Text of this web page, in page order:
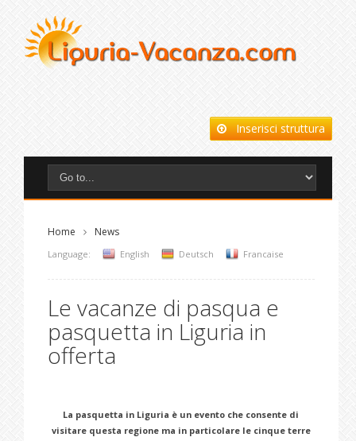
Inserisci struttura
Home News
Language: English Deutsch Francaise
Le vacanze di pasqua e
pasquetta in Liguria in
offerta
La pasquetta in Liguria è un evento che consente di
visitare questa regione ma in particolare le cinque terre